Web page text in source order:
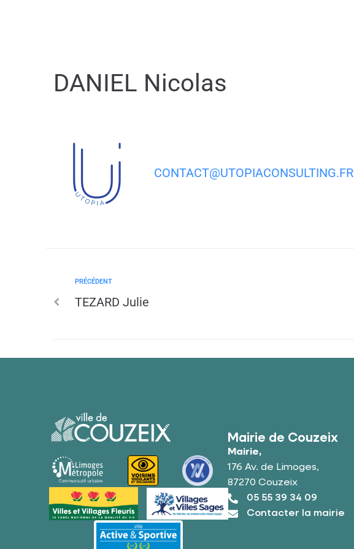
DANIEL Nicolas
CONTACT@UTOPIACONSULTING.FR
PRÉCÉDENT
TEZARD Julie
Mairie de Couzeix
Mairie,
176 Av. de Limoges,
87270 Couzeix
05 55 39 34 09
Contacter la mairie